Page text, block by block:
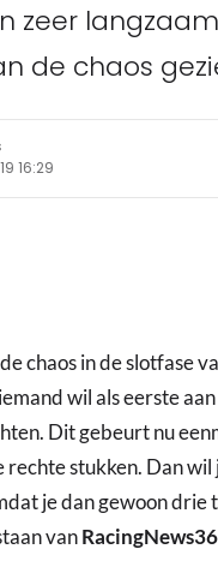
zeer
de chaos
16:29
chaos in de slotfase
wil als eerste
Dit gebeurt nu
rechte stukken. Dan
je dan gewoon
van